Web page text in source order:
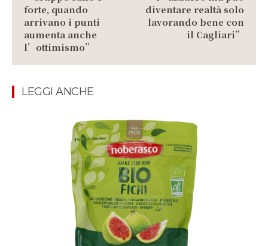
forte, quando
arrivano i punti
aumenta anche
l’ottimismo”
diventare realtà solo
lavorando bene con
il Cagliari”
LEGGI ANCHE